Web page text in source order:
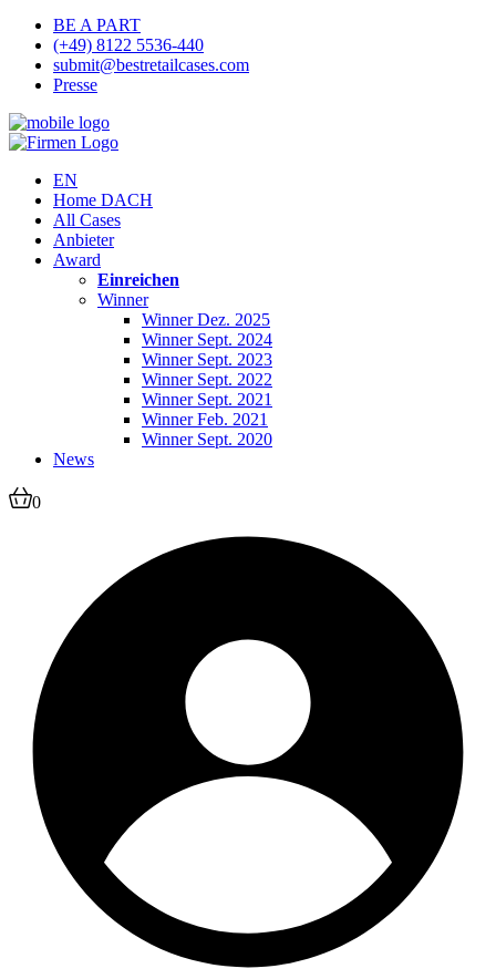
BE A PART
(+49) 8122 5536-440
submit@bestretailcases.com
Presse
EN
Home DACH
All Cases
Anbieter
Award
Einreichen
Winner
Winner Dez. 2025
Winner Sept. 2024
Winner Sept. 2023
Winner Sept. 2022
Winner Sept. 2021
Winner Feb. 2021
Winner Sept. 2020
News
0